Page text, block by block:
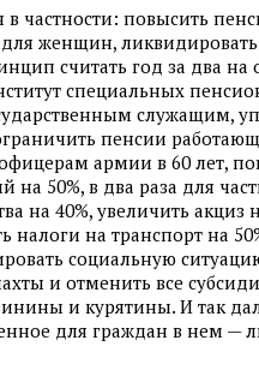
частности: повысить
женщин,
считать год за два на
специальных
служащим,
пенсии
армии в 60 лет,
50%, в два раза для
на 40%, увеличить акциз
налоги на транспорт на
социальную
и отменить все
и курятины. И так
для граждан в нем —